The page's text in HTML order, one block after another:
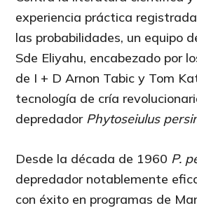
experiencia práctica
las probabilidades, un equipo
Sde Eliyahu, encabezado por
de I + D Arnon Tabic y Tom
tecnología de cría
depredador Phytoseiulus
Desde la década de 1960 P.
depredador notablemente
con éxito en programas de